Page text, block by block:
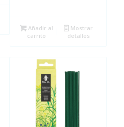
Añadir al
carrito
Mostrar
detalles